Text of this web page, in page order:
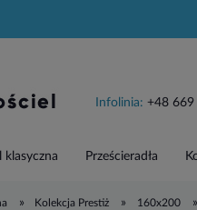
Infolinia: +48 669
klasyczna Prześcieradła
» Kolekcja Prestiż » 160x200 »